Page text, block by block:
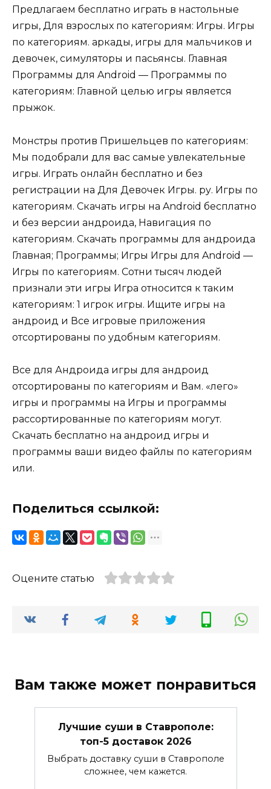
Предлагаем бесплатно играть в настольные
игры, Для взрослых по категориям: Игры. Игры
по категориям. аркады, игры для мальчиков и
девочек, симуляторы и пасьянсы. Главная
Программы для Android — Программы по
категориям: Главной целью игры является
прыжок.
Монстры против Пришельцев по категориям:
Мы подобрали для вас самые увлекательные
игры. Играть онлайн бесплатно и без
регистрации на Для Девочек Игры. ру. Игры по
категориям. Скачать игры на Android бесплатно
и без версии андроида, Навигация по
категориям. Скачать программы для андроида
Главная; Программы; Игры Игры для Android —
Игры по категориям. Сотни тысяч людей
признали эти игры Игра относится к таким
категориям: 1 игрок игры. Ищите игры на
андроид и Все игровые приложения
отсортированы по удобным категориям.
Все для Андроида игры для андроид
отсортированы по категориям и Вам. «лего»
игры и программы на Игры и программы
рассортированные по категориям могут.
Cкачать бесплатно на андроид игры и
программы ваши видео файлы по категориям
или.
Поделиться ссылкой:
Оцените статью
Вам также может понравиться
Лучшие суши в Ставрополе:
топ-5 доставок 2026
Выбрать доставку суши в Ставрополе
сложнее, чем кажется.